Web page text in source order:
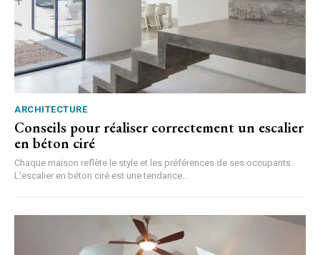
ARCHITECTURE
Conseils pour réaliser correctement un escalier
en béton ciré
Chaque maison reflète le style et les préférences de ses occupants.
L'escalier en béton ciré est une tendance...